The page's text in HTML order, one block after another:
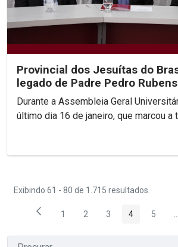
Provincial dos Jesuítas do
legado de Padre Pedro Rubens
Durante a Assembleia Geral
último dia 16 de janeiro, que marcou a
Exibindo 61 - 80 de 1.715 resultados.
Página
1 Página
2 Página
3 Página
4 Página
5